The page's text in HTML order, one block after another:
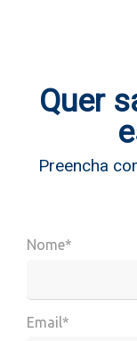
Quer
Preencha
Nome*
Email*